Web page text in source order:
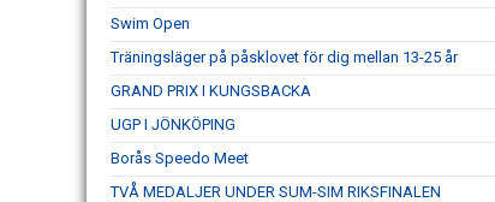
Swim Open
Träningsläger på påsklovet för dig mellan 13-25 år
GRAND PRIX I KUNGSBACKA
UGP I JÖNKÖPING
Borås Speedo Meet
TVÅ MEDALJER UNDER SUM-SIM RIKSFINALEN